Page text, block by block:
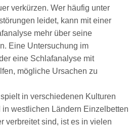
verkürzen. Wer häufig unter
leidet, kann mit einer
mehr über seine
Eine Untersuchung im
eine Schlafanalyse mit
mögliche Ursachen zu
in verschiedenen Kulturen
westlichen Ländern Einzelbetten
verbreitet sind, ist es in vielen